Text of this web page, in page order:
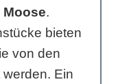
Moose.
bieten
von den
Ein